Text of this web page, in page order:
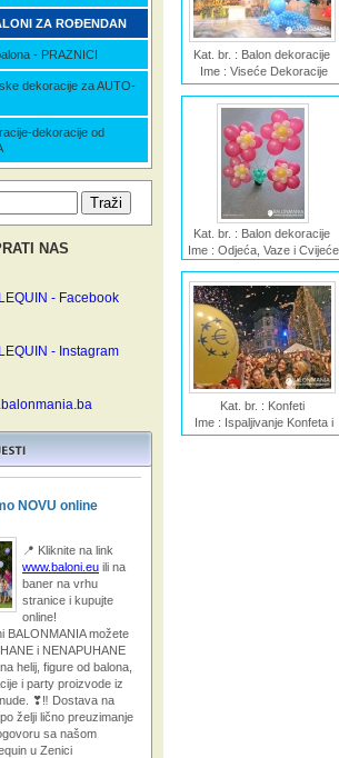
ZA ROÐENDAN
- PRAZNICI
dekoracije za AUTO-
dekoracije od
NAS
- Facebook
- Instagram
NOVU online
📍 Kliknite na link
www.baloni.eu ili na
baner na vrhu
stranice i kupujte
online!
BALONMANIA možete
i NENAPUHANE
helij, figure od balona,
i party proizvode iz
❣‼ Dostava na
želji lično preuzimanje
sa našom
u Zenici
Kat. br. : Balon dekoracije
Ime : Viseće Dekoracije
Kat. br. : Balon dekoracije
Ime : Odjeća, Vaze i Cvijeće
Kat. br. : Konfeti
Ime : Ispaljivanje Konfeta i
Eksplozije